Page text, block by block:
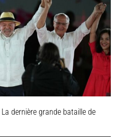
La dernière grande bataille de